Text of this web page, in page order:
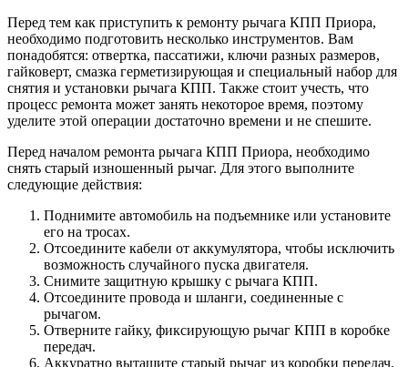
Перед тем как приступить к ремонту рычага КПП Приора,
необходимо подготовить несколько инструментов. Вам
понадобятся: отвертка, пассатижи, ключи разных размеров,
гайковерт, смазка герметизирующая и специальный набор для
снятия и установки рычага КПП. Также стоит учесть, что
процесс ремонта может занять некоторое время, поэтому
уделите этой операции достаточно времени и не спешите.
Перед началом ремонта рычага КПП Приора, необходимо
снять старый изношенный рычаг. Для этого выполните
следующие действия:
Поднимите автомобиль на подъемнике или установите
его на тросах.
Отсоедините кабели от аккумулятора, чтобы исключить
возможность случайного пуска двигателя.
Снимите защитную крышку с рычага КПП.
Отсоедините провода и шланги, соединенные с
рычагом.
Отверните гайку, фиксирующую рычаг КПП в коробке
передач.
Аккуратно вытащите старый рычаг из коробки передач.